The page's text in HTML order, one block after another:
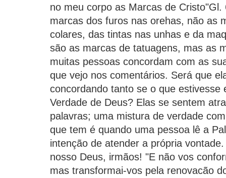
no meu corpo as Marcas de
marcas dos furos nas orehas, não as
colares, das tintas nas unhas e da
são as marcas de tatuagens, mas as
muitas pessoas concordam com as
que vejo nos comentários. Será que
concordando tanto se o que estivesse
Verdade de Deus? Elas se sentem
palavras; uma mistura de verdade
que tem é quando uma pessoa lê a
intenção de atender a própria
nosso Deus, irmãos! "E não vos
mas transformai-vos pela renovacão